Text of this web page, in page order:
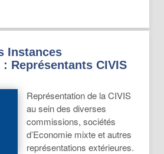
Instances
Représentants CIVIS
Représentation de la CIVIS
au sein des diverses
commissions, sociétés
d’Economie mixte et autres
représentations extérieures.